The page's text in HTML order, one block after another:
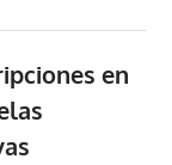
en